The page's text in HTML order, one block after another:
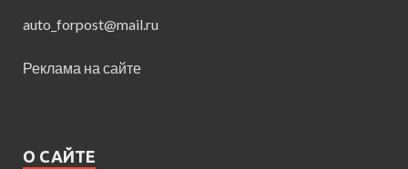
auto_forpost@mail.ru
Реклама на сайте
О САЙТЕ